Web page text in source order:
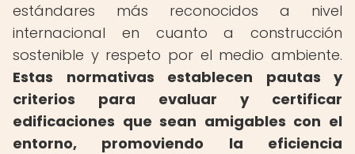
estándares más reconocidos a nivel
internacional en cuanto a construcción
sostenible y respeto por el medio ambiente.
Estas normativas establecen pautas y
criterios para evaluar y certificar
edificaciones que sean amigables con el
entorno, promoviendo la eficiencia